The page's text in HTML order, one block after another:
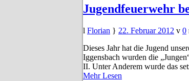
Jugendfeuerwehr
Florian 22. Februar 2012 0
Dieses Jahr hat die Jugend
Iggensbach wurden die
II. Unter Anderem wurde das
Mehr Lesen